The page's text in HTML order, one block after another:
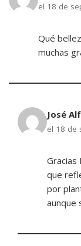
el 18 de
Qué
muchas
José
el 18 de
que
por
aunque